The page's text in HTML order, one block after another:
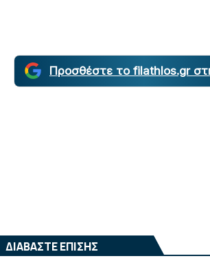
Προσθέστε το filathlos.gr
ΔΙΑΒΑΣΤΕ ΕΠΙΣΗΣ